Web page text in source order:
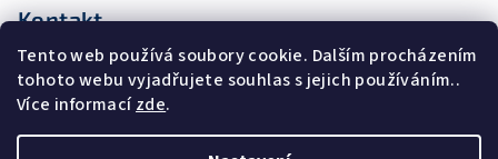
Tento web používá soubory cookie. Dalším procházením
tohoto webu vyjadřujete souhlas s jejich používáním..
Více informacízde.
Kontakt
obchod
coolservis.cz
+420608231000